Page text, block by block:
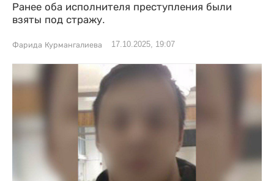
Ранее оба исполнителя преступления были
взяты под стражу.
Фарида Курмангалиева 17.10.2025, 19:07